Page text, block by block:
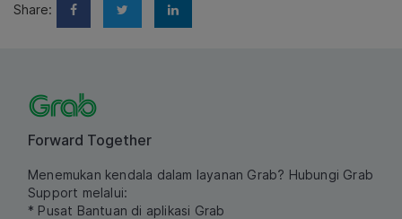
Share:
Forward Together
Menemukan kendala dalam layanan Grab? Hubungi Grab
Support melalui:
* Pusat Bantuan di aplikasi Grab